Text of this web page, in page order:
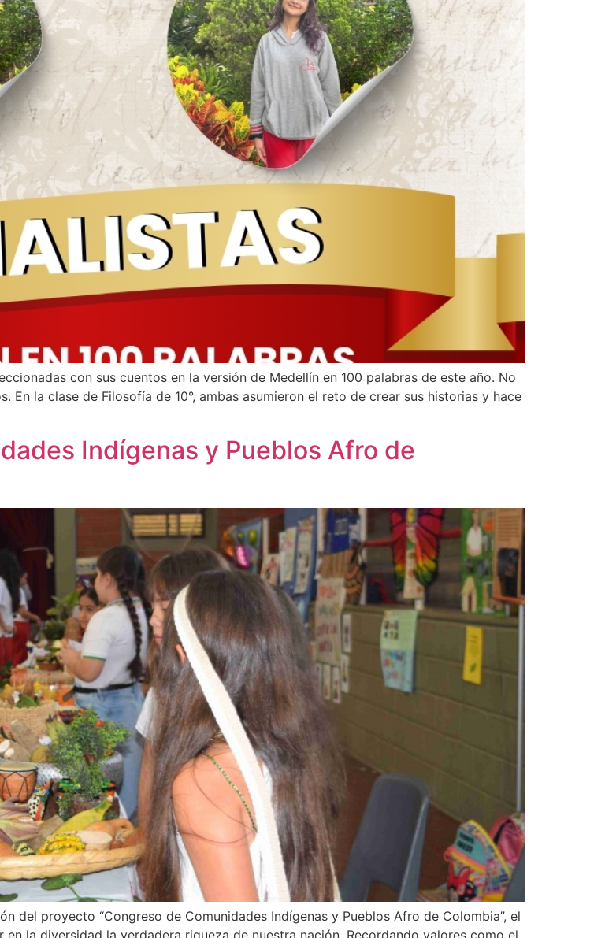
con sus cuentos en la versión de Medellín en 100 palabras de este año. No
la clase de Filosofía de 10°, ambas asumieron el reto de crear sus historias y hace
Indígenas y Pueblos Afro de
del proyecto “Congreso de Comunidades Indígenas y Pueblos Afro de Colombia”, el
la diversidad la verdadera riqueza de nuestra nación. Recordando valores como el